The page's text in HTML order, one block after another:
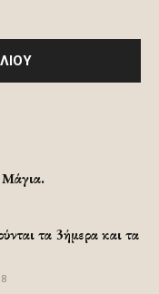
Μάγια.
τα 3ήμερα και τα